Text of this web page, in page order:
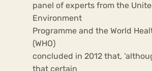
panel of experts from the
Environment
Programme and the World
(WHO)
concluded in 2012 that,
that certain